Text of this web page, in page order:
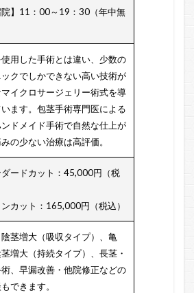
院】11：00～19：30（年中無
用した手術とは違い、少数の
クでしかできない高い技術が
イクロサージェリー術式を導
います。包茎手術専門医による
ドメイド手術で自然な仕上が
の少ない治療は高評価。
ダードカット：45,000円（税
カット：165,000円（税込）
茎増大（吸収タイプ）、 亀
増大（持続タイプ）、 長茎・
、早漏改善・他院修正などの
できます。